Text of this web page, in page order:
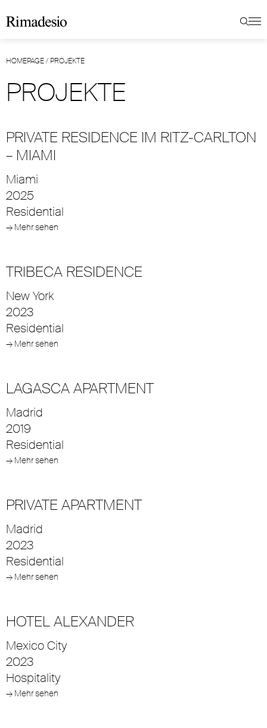
HOMEPAGE/ PROJEKTE
PROJEKTE
PRIVATE RESIDENCE IM RITZ-CARLTON
– MIAMI
Miami
2025
Residential
→ Mehr sehen
TRIBECA RESIDENCE
New York
2023
Residential
→ Mehr sehen
LAGASCA APARTMENT
Madrid
2019
Residential
→ Mehr sehen
PRIVATE APARTMENT
Madrid
2023
Residential
→ Mehr sehen
HOTEL ALEXANDER
Mexico City
2023
Hospitality
→ Mehr sehen